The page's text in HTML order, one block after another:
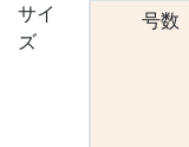
サイ
ズ
号数